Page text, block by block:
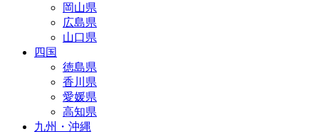
岡山県
広島県
山口県
四国
徳島県
香川県
愛媛県
高知県
九州・沖縄